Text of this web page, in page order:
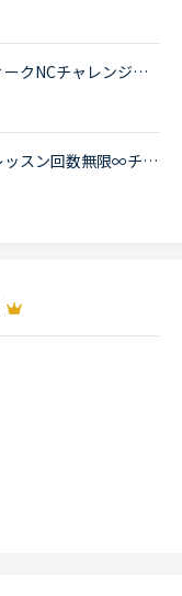
【必ずコインがもらえる】ゴールデンウィークNCチャレンジキャンペーン開催
解決済「ゴールデンウィーク 期間限定レッスン回数無限∞チャレンジ」の件です。（4月27日の10時〜）からの、、、この時間を過ぎたら、何も、登録等をせずに、レッスンを受け、そしたら、回数がカウントされるの...